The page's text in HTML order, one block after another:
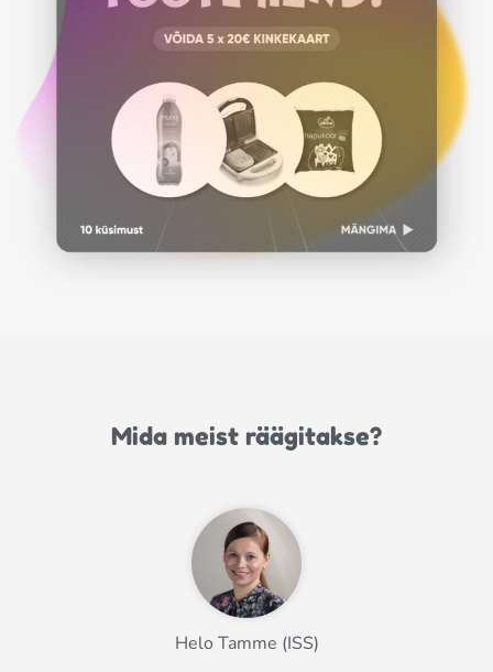
Mida meist räägitakse?
Helo Tamme (ISS)